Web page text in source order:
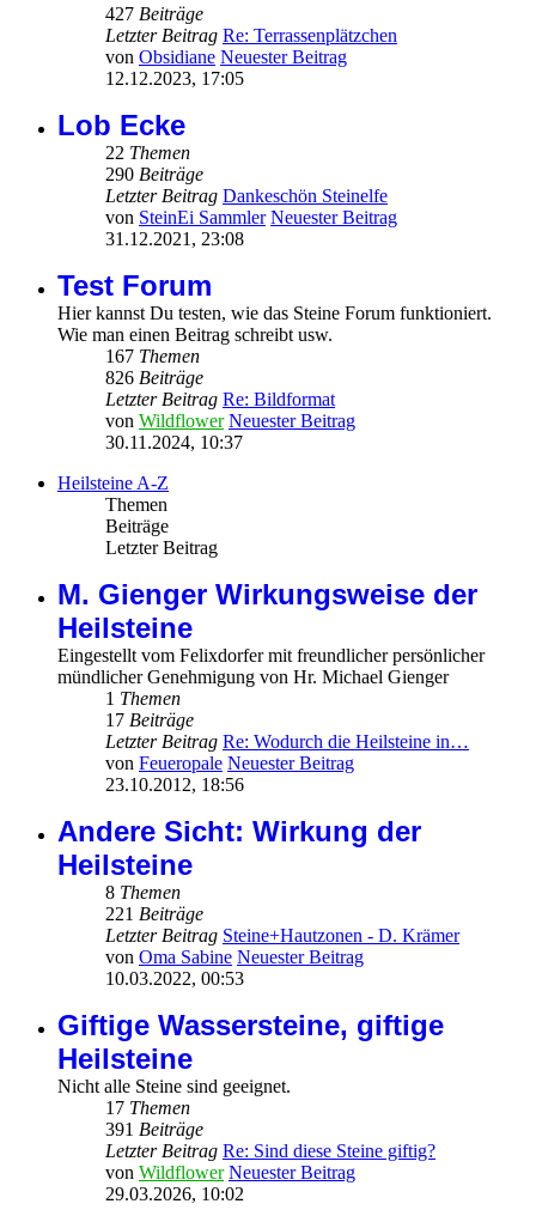
427 Beiträge
Letzter Beitrag Re: Terrassenplätzchen
von Obsidiane Neuester Beitrag
12.12.2023, 17:05
Lob Ecke
22 Themen
290 Beiträge
Letzter Beitrag Dankeschön Steinelfe
von SteinEi Sammler Neuester Beitrag
31.12.2021, 23:08
Test Forum
Hier kannst Du testen, wie das Steine Forum funktioniert.
Wie man einen Beitrag schreibt usw.
167 Themen
826 Beiträge
Letzter Beitrag Re: Bildformat
von Wildflower Neuester Beitrag
30.11.2024, 10:37
Heilsteine A-Z
Themen
Beiträge
Letzter Beitrag
M. Gienger Wirkungsweise der
Heilsteine
Eingestellt vom Felixdorfer mit freundlicher persönlicher
mündlicher Genehmigung von Hr. Michael Gienger
1 Themen
17 Beiträge
Letzter Beitrag Re: Wodurch die Heilsteine in…
von Feueropale Neuester Beitrag
23.10.2012, 18:56
Andere Sicht: Wirkung der
Heilsteine
8 Themen
221 Beiträge
Letzter Beitrag Steine+Hautzonen - D. Krämer
von Oma Sabine Neuester Beitrag
10.03.2022, 00:53
Giftige Wassersteine, giftige
Heilsteine
Nicht alle Steine sind geeignet.
17 Themen
391 Beiträge
Letzter Beitrag Re: Sind diese Steine giftig?
von Wildflower Neuester Beitrag
29.03.2026, 10:02